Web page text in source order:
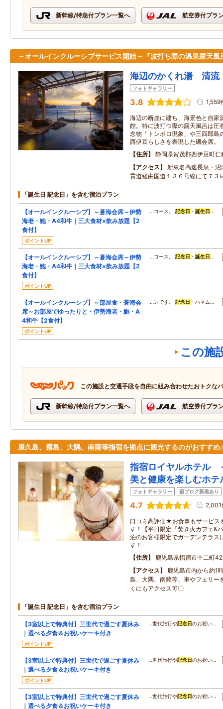
新幹線/特急付プラン一覧へ 航空券付プラ
～オールインクルーシブサービス開始～『波打ち際の温泉露天風
海辺のかくれ湯 清流
フォトギャラリー
3.8 1,559
海辺の断崖に建ち、海景色と自家
館。特に波打つ際の露天風呂は圧
念物「トンボロ現象」や三四郎島
西伊豆らしさを表現した磯会席。
住所
静岡県賀茂郡西伊豆町仁
アクセス
新東名高速長泉・
貫道経由国道１３６号線にて７３
「誕生日 記念日」を含む宿泊プラン
【オールインクルーシブ】～蒼海会席～伊勢
海老・鮑・A4和牛｜三大食材×飲み放題【2
食付】
ポイントUP
…コース。記念日 ・誕生日 …
【オールインクルーシブ】～蒼海会席～伊勢
海老・鮑・A4和牛｜三大食材×飲み放題【2
食付】
ポイントUP
…コース。記念日 ・誕生日 …
【オールインクルーシブ】～部屋食・蒼海会
席～お部屋でゆったりと・伊勢海老・鮑・A
4和牛【2食付】
ポイントUP
…ンです。記念日 ・ハネム…
この施
この施設と交通手段を自由に組み合わせたおトクな
新幹線/特急付プラン一覧へ 航空券付プラ
屋久島、霧島、大隅、南薩等指宿を拠点に観光するのがおすすめ♪
指宿ロイヤルホテル
美と健康を楽しむホテ
フォトギャラリー 宿ブログ新着あり
4.7 2,001
口コミ高評価★お食事もサービ
す！【平日限定「焚き火カフェ&
泊のお客様限定でガーデンテラス
す！
住所
鹿児島県指宿市十二町
アクセス
鹿児島市内から約1
島、大隅、南薩等、車やフェリー
くにもアクセス可〇
「誕生日 記念日」を含む宿泊プラン
【3室以上で特典付】三世代で過ごす夏休み
｜選べる夕食＆お祝いケーキ付き
ポイントUP
…世代旅行や記念日のお祝い…
【3室以上で特典付】三世代で過ごす夏休み
｜選べる夕食＆お祝いケーキ付き
ポイントUP
…世代旅行や記念日のお祝い…
【3室以上で特典付】三世代で過ごす夏休み
｜選べる夕食＆お祝いケーキ付き
…世代旅行や記念日のお祝い…